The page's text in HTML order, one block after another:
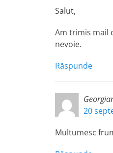
Salut,
Am trimis mail
nevoie.
Răspunde
20
Multumesc